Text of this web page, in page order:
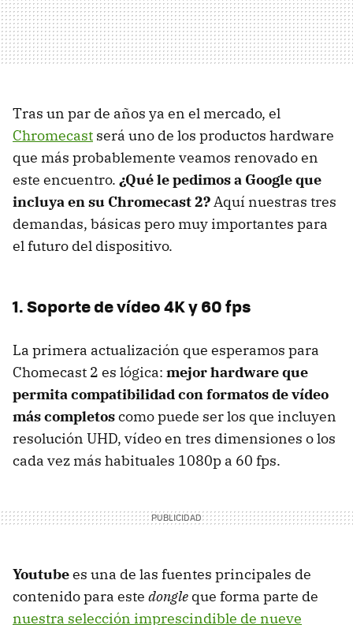
Tras un par de años ya en el mercado, el
Chromecast será uno de los productos hardware
que más probablemente veamos renovado en
este encuentro. ¿Qué le pedimos a Google que
incluya en su Chromecast 2?Aquí nuestras tres
demandas, básicas pero muy importantes para
el futuro del dispositivo.
1. Soporte de vídeo 4K y 60 fps
La primera actualización que esperamos para
Chomecast 2 es lógica: mejor hardware que
permita compatibilidad con formatos de vídeo
más completoscomo puede ser los que incluyen
resolución UHD, vídeo en tres dimensiones o los
cada vez más habituales 1080p a 60 fps.
Youtubees una de las fuentes principales de
contenido para este dongle que forma parte de
nuestra selección imprescindible de nueve